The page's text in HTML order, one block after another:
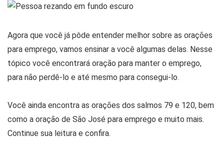
Agora que você já pôde entender melhor sobre as orações
para emprego, vamos ensinar a você algumas delas. Nesse
tópico você encontrará oração para manter o emprego,
para não perdê-lo e até mesmo para consegui-lo.
Você ainda encontra as orações dos salmos 79 e 120, bem
como a oração de São José para emprego e muito mais.
Continue sua leitura e confira.